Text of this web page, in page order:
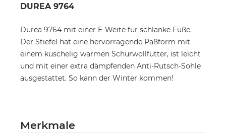
DUREA 9764
Durea 9764 mit einer E-Weite für schlanke Füße.
Der Stiefel hat eine hervorragende Paßform mit
einem kuschelig warmen Schurwollfutter, ist leicht
und mit einer extra dämpfenden Anti-Rutsch-Sohle
ausgestattet. So kann der Winter kommen!
Merkmale